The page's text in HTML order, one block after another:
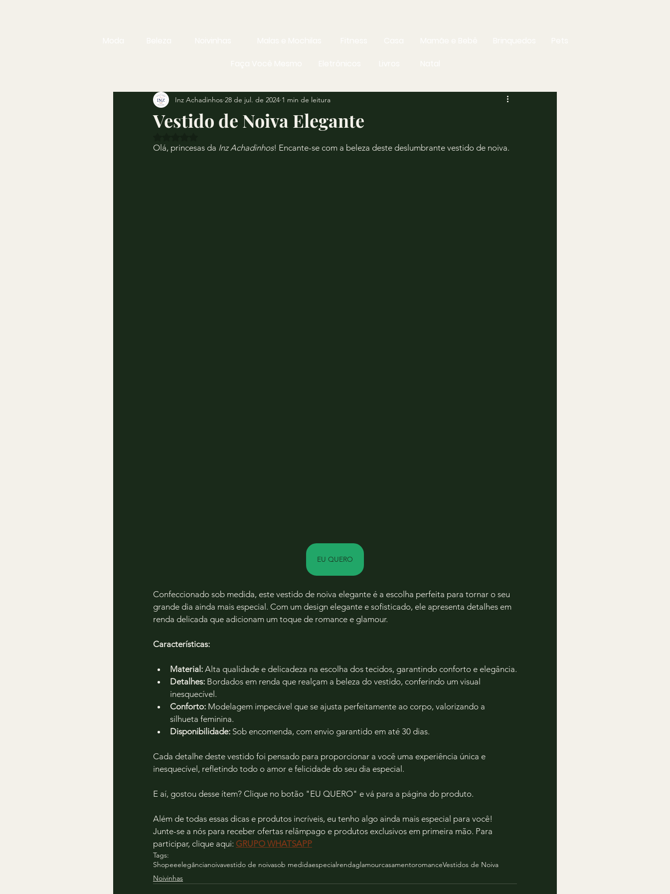
Vestido de Noiva Elegante
Inz Achadinhos 28 de jul. de 2024 1 min de leitura
Olá, princesas da Inz Achadinhos! Encante-se com a beleza deste deslumbrante vestido de noiva.
EU QUERO
Confeccionado sob medida, este vestido de noiva elegante é a escolha perfeita para tornar o seu
grande dia ainda mais especial. Com um design elegante e sofisticado, ele apresenta detalhes em
renda delicada que adicionam um toque de romance e glamour.
Características:
Material: Alta qualidade e delicadeza na escolha dos tecidos, garantindo conforto e elegância.
Detalhes: Bordados em renda que realçam a beleza do vestido, conferindo um visual
inesquecível.
Conforto: Modelagem impecável que se ajusta perfeitamente ao corpo, valorizando a
silhueta feminina.
Disponibilidade: Sob encomenda, com envio garantido em até 30 dias.
Cada detalhe deste vestido foi pensado para proporcionar a você uma experiência única e
inesquecível, refletindo todo o amor e felicidade do seu dia especial.
E aí, gostou desse ítem? Clique no botão "EU QUERO" e vá para a página do produto.
Além de todas essas dicas e produtos incríveis, eu tenho algo ainda mais especial para você!
Junte-se a nós para receber ofertas relâmpago e produtos exclusivos em primeira mão. Para
participar, clique aqui: GRUPO WHATSAPP
Tags:
Shopeeelegâncianoivavestido de noivasob medidaespecialrendaglamourcasamentoromanceVestidos de Noiva
Noivinhas